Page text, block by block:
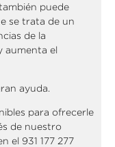
puede
se trata de un
de la
aumenta el
ayuda.
para ofrecerle
de nuestro
el 931 177 277